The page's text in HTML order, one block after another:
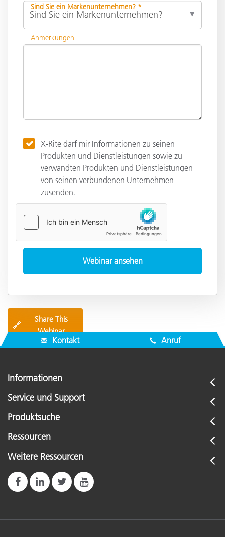
Sind Sie ein Markenunternehmen? *
Anmerkungen
X-Rite darf mir Informationen zu seinen
Produkten und Dienstleistungen sowie zu
verwandten Produkten und Dienstleistungen
von seinen verbundenen Unternehmen
zusenden.
🔗
Share This
Webinar
Kontakt Anruf
Informationen
Service und Support
Produktsuche
Ressourcen
Weitere Ressourcen